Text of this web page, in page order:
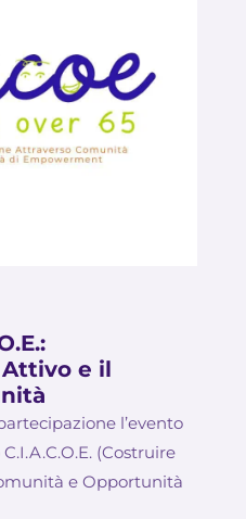
e il
l’evento
(Costruire
e Opportunità